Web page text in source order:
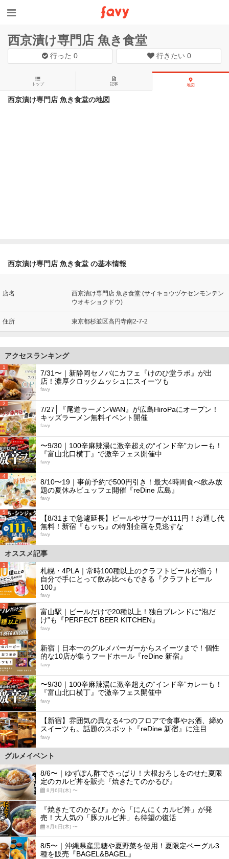
西京漬け専門店 魚き食堂
行った0 行きたい 0
トップ 記事 地図
西京漬け専門店 魚き食堂の地図
西京漬け専門店 魚き食堂 の基本情報
店名
西京漬け専門店 魚き食堂 (サイキョウヅケセンモンテン
ウオキショクドウ)
住所 東京都杉並区高円寺南2-7-2
アクセスランキング
1
7/31〜｜新静岡セノバにカフェ『けのひ堂ラボ』が出
店！濃厚クロックムッシュにスイーツも
favy
2
7/27│『尾道ラーメンWAN』が広島HiroPaにオープン！
キッズラーメン無料イベント開催
favy
3
〜9/30｜100辛麻辣湯に激辛超えの“インド辛”カレーも！
『富山北口横丁』で激辛フェス開催中
favy
4
8/10〜19｜事前予約で500円引き！最大4時間食べ飲み放
題の夏休みビュッフェ開催『reDine 広島』
favy
5
【8/31まで急遽延長】ビールやサワーが111円！お通し代
無料！新宿『もッち』の特別企画を見逃すな
favy
オススメ記事
1
札幌・4PLA｜常時100種以上のクラフトビールが揃う！
自分で手にとって飲み比べもできる『クラフトビール
100』
favy
2
富山駅｜ビールだけで20種以上！独自ブレンドに“泡だ
け”も『PERFECT BEER KITCHEN』
favy
3
新宿｜日本一のグルメバーガーからスイーツまで！個性
的な10店が集うフードホール『reDine 新宿』
favy
4
〜9/30｜100辛麻辣湯に激辛超えの“インド辛”カレーも！
『富山北口横丁』で激辛フェス開催中
favy
5
【新宿】雰囲気の異なる4つのフロアで食事やお酒、締め
スイーツも。話題のスポット『reDine 新宿』に注目
favy
グルメイベント
8/6〜｜ゆずぽん酢でさっぱり！大根おろしをのせた夏限
定のカルビ丼を販売『焼きたてのかるび』
8月6日(木) 〜
『焼きたてのかるび』から「にんにくカルビ丼」が発
売！大人気の「豚カルビ丼」も待望の復活
8月6日(木) 〜
8/5〜｜沖縄県産黒糖や夏野菜を使用！夏限定ベーグル3
種を販売『BAGEL&BAGEL』